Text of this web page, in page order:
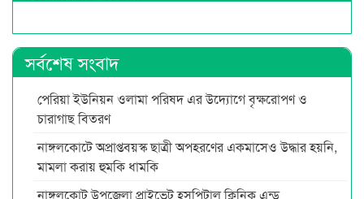
সর্বশেষ সংবাদ
পেরিয়া ইউনিয়ন ওলামা পরিষদ এর উদ্যোগে বৃক্ষরোপণ ও
চারাগাছ বিতরণ
নাঙ্গলকোটে অপ্রাপ্তবয়স্ক ছাত্রী অপহরণের একমাসেও উদ্ধার হয়নি,
মামলা করায় হুমকি ধামকি
নাঙ্গলকোট উপজেলা প্রাইভেট হসপিটাল ক্লিনিক এন্ড